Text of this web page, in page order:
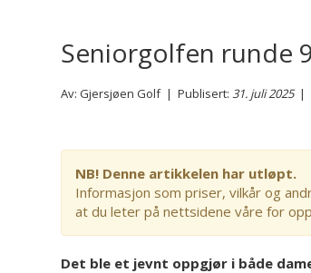
Seniorgolfen runde 9
Av: Gjersjøen Golf | Publisert:31. juli 2025|
NB! Denne artikkelen har utløpt.
Informasjon som priser, vilkår og
at du leter på nettsidene våre for
Det ble et jevnt oppgjør i både